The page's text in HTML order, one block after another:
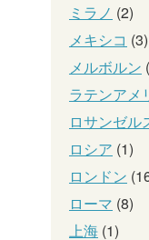
ミラノ (2)
メキシコ (3)
メルボルン
ラテンアメ
ロサンゼル
ロシア (1)
ロンドン
ローマ (8)
上海 (1)